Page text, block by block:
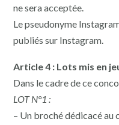
ne sera acceptée.
Le pseudonyme
publiés sur Instagram.
Article 4 : Lots mis en
Dans le cadre de ce
LOT N°1 :
– Un broché dédicacé